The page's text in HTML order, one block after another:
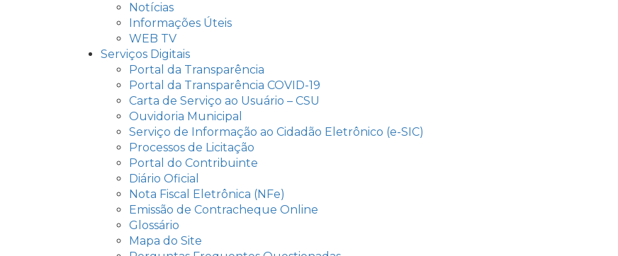
Notícias
Informações Úteis
WEB TV
Serviços Digitais
Portal da Transparência
Portal da Transparência COVID-19
Carta de Serviço ao Usuário – CSU
Ouvidoria Municipal
Serviço de Informação ao Cidadão Eletrônico (e-SIC)
Processos de Licitação
Portal do Contribuinte
Diário Oficial
Nota Fiscal Eletrônica (NFe)
Emissão de Contracheque Online
Glossário
Mapa do Site